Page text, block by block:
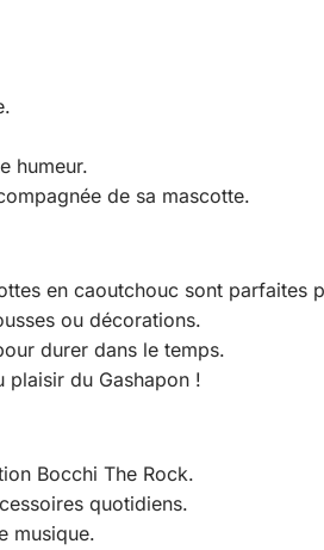
humeur.
de sa mascotte.
en caoutchouc sont parfaites
ou décorations.
durer dans le temps.
plaisir du Gashapon !
Bocchi The Rock.
quotidiens.
musique.